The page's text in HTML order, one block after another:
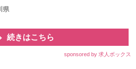
県
続きはこちら
sponsored by 求人ボックス